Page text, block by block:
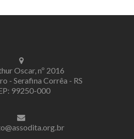
Oscar, nº 2016
- Serafina Corrêa - RS
99250-000